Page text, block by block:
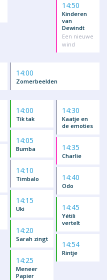
14:50
Kinderen
van
Dewindt
Een nieuwe
wind
14:00
Zomerbeelden
14:00
Tik tak
14:05
Bumba
14:10
Timbalo
14:15
Uki
14:20
Sarah zingt
14:25
Meneer
Papier
14:30
Kaatje en
de emoties
14:35
Charlie
14:40
Odo
14:45
Yétili
vertelt
14:54
Rintje